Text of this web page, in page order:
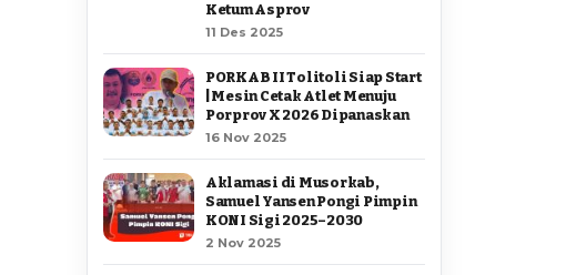
Ketum Asprov
11 Des 2025
PORKAB II Tolitoli Siap Start
| Mesin Cetak Atlet Menuju
Porprov X 2026 Dipanaskan
16 Nov 2025
Aklamasi di Musorkab,
Samuel Yansen Pongi Pimpin
KONI Sigi 2025–2030
2 Nov 2025